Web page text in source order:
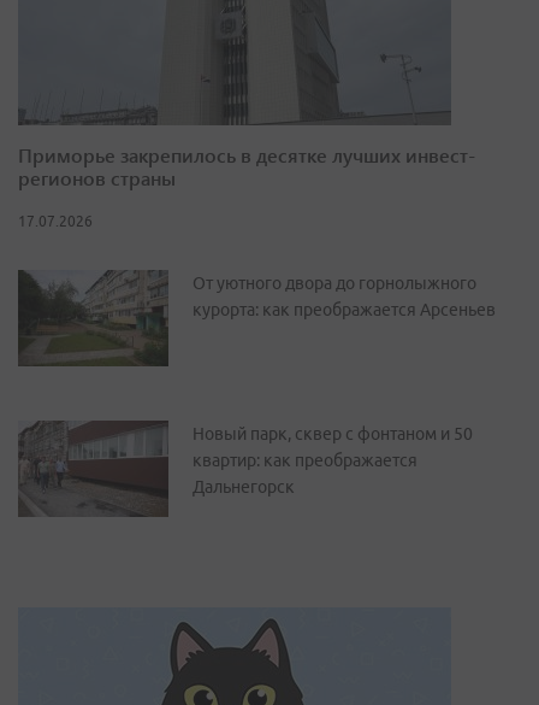
Приморье закрепилось в десятке лучших инвест-
регионов страны
17.07.2026
От уютного двора до горнолыжного
курорта: как преображается Арсеньев
Новый парк, сквер с фонтаном и 50
квартир: как преображается
Дальнегорск